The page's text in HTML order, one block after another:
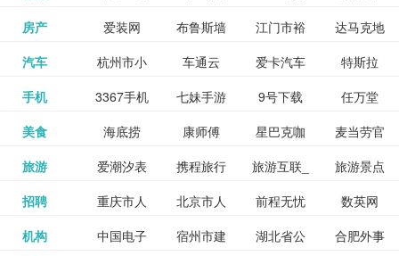
电影电视
剧，顺便
打分、写
味，豆瓣
辅助神器 网站
完结txt小
说-书本网
院
海淘 淘网 网 靓汤官网
淘宝 更多>>
房产 爱装网 布鲁斯墙
纸
江门市裕
华墙纸
达马克地
产
格莱美墙
纸
更多>>
汽车 杭州市小
客车总量
调控管理
车通云 爱卡汽车
导购
特斯拉
百度有驾
网
更多>>
手机 3367手机
游戏
七妹手游 9号下载
任万堂
游戏邦
更多>>
美食 海底捞 康师傅 星巴克咖
啡
麦当劳官
网
心食谱网 更多>>
旅游 爱潮汐表 携程旅行
网
旅游互联_
景点门票
预订
旅游景点
点评-猫途
鹰
北京旅游
网
更多>>
招聘 重庆市人
力资源和
北京市人
力资源和
前程无忧
招聘网
数英网
聘才网
更多>>
机构 中国电子 宿州市建 湖北省公 合肥外事